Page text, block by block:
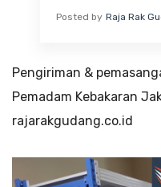
Posted by Raja Rak
Pengiriman &
Pemadam Kebakaran
rajarakgudang.co.id